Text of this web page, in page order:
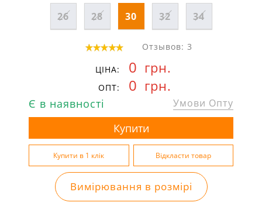
26 28 30 32 34
Отзывов: 3
ЦІНА: 0 грн.
ОПТ: 0 грн.
Є в наявності Умови Опту
Вимірювання в розмірі